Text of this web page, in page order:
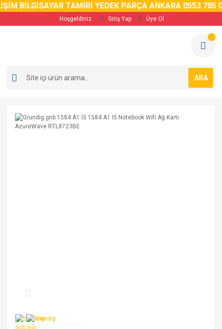
BİLGİSAYAR TAMİRİ YEDEK PARÇA ANKARA 0553 785 02
Hoşgeldiniz Giriş Yap Üye Ol
ARA